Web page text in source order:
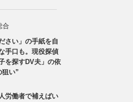
合
さい」の手紙を自
手口も。現役探偵
を探すDV夫」の依
狙い”
労働者で補えばい